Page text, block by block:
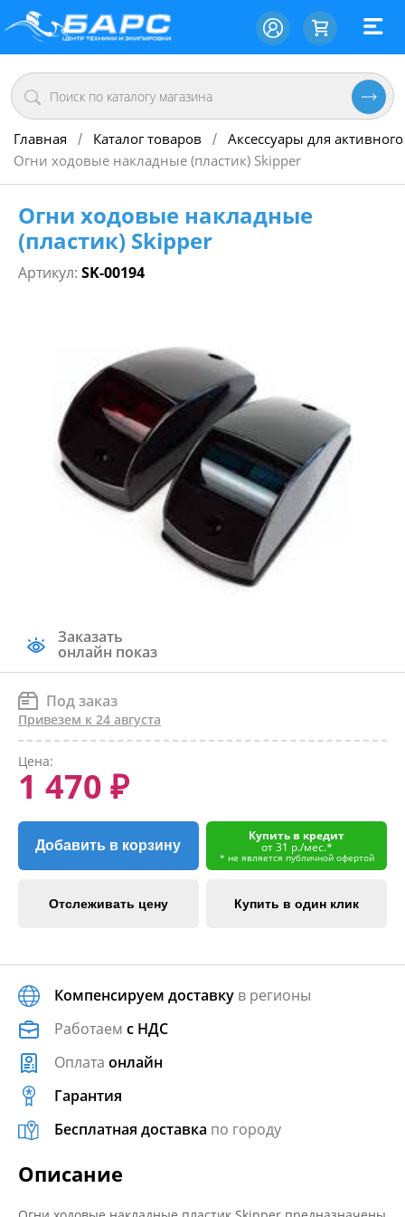
Главная / Каталог товаров / Аксессуары для
Огни ходовые накладные (пластик) Skipper
Огни ходовые накладные
(пластик) Skipper
Артикул: SK-00194
Заказать
онлайн показ
Под заказ
Привезем к 24 августа
Цена:
1 470 ₽
Добавить в корзину
Купить в кредит
от 31 р./мес.*
* не является публичной офертой
Отслеживать цену Купить в один клик
Компенсируем доставку в регионы
Работаем с НДС
Оплата онлайн
Гарантия
Бесплатная доставка по городу
Описание